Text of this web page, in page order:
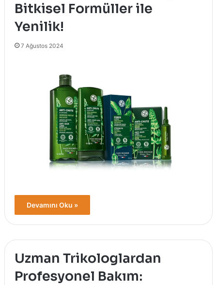
Bitkisel Formüller ile
Yenilik!
7 Ağustos 2024
Devamını Oku »
Uzman Trikologlardan
Profesyonel Bakım: